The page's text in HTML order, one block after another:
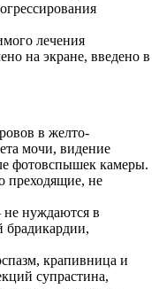
лечения
на экране, введено в
в желто-
мочи, видение
фотовспышек камеры.
преходящие, не
не нуждаются в
брадикардии,
крапивница и
супрастина,